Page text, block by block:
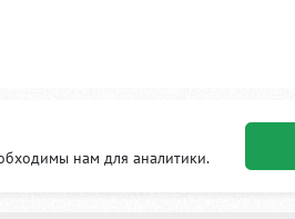
нам для аналитики.